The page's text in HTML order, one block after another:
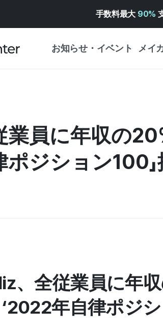
手数料最大 90%
お知らせ・イベント メイ
プレスリリース
企画展カレンダー
セキュリティセンター
ヘルプ
WADIZ
業員に年収の
ポジション100
、全従業員に年
年自律ポジ